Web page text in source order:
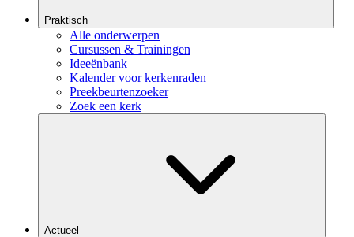
Praktisch
Alle onderwerpen
Cursussen & Trainingen
Ideeënbank
Kalender voor kerkenraden
Preekbeurtenzoeker
Zoek een kerk
Actueel